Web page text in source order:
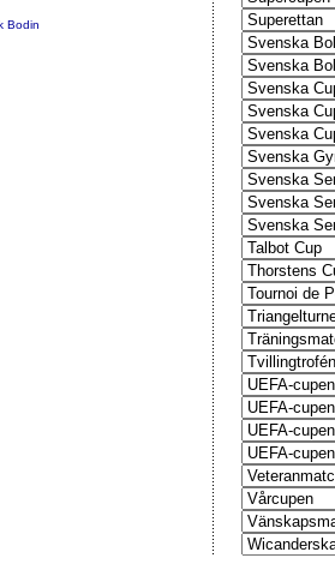
Bodin